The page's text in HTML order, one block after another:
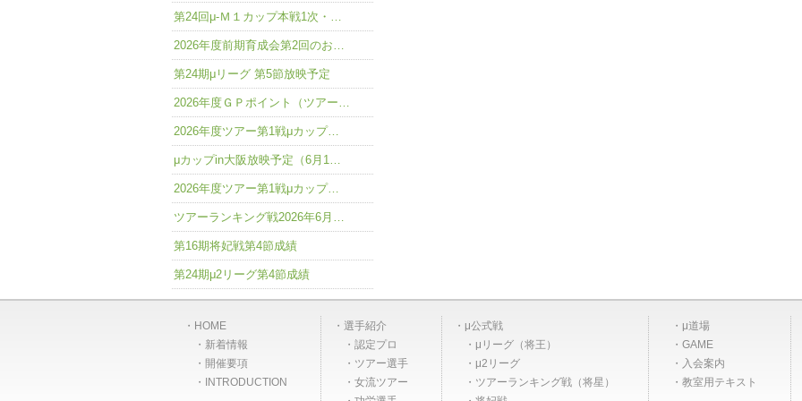
第24回μ-Ｍ１カップ本戦1次・…
2026年度前期育成会第2回のお…
第24期μリーグ 第5節放映予定
2026年度ＧＰポイント（ツアー…
2026年度ツアー第1戦μカップ…
μカップin大阪放映予定（6月1…
2026年度ツアー第1戦μカップ…
ツアーランキング戦2026年6月…
第16期将妃戦第4節成績
第24期μ2リーグ第4節成績
HOME
新着情報
開催要項
INTRODUCTION
選手紹介
認定プロ
ツアー選手
女流ツアー
μ公式戦
μリーグ（将王）
μ2リーグ
ツアーランキング戦（将星）
μ道場
GAME
入会案内
教室用テキスト